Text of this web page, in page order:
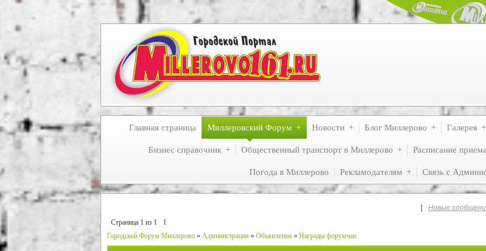
Главная страница Миллеровский Форум Новости Блог Миллерово Галерея
Бизнес справочник Общественный транспорт в Миллерово Расписание
Погода в Миллерово Рекламодателям Связь с
[ Новые
Страница 1 из 1
1
Городской Форум Миллерово » Администрация » Объявления » Награды форумчан